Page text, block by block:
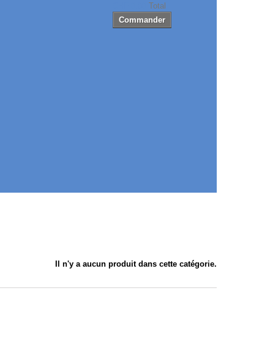
Total
Commander
Il n'y a aucun produit dans cette catégorie.